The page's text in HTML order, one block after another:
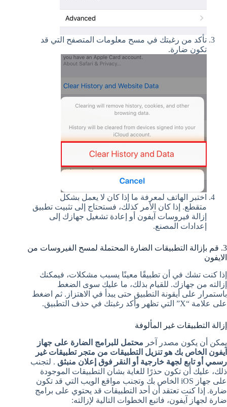
تأكد من رغبتك في مسح معلومات المتصفح التي قد
تكون ضارة.
اختبر الهاتف لمعرفة ما إذا كان لا يعمل بشكل
متقطع. إذا كان الأمر كذلك، فستحتاج إلى تثبيت تطبيق
إزالة فيروسات آيفون أو إعادة تشغيل جهازك إلى
إعدادات المصنع.
3. قم بإزالة التطبيقات الضارة المحتملة لمسح الفيروسات من
الايفون
إذا كنت تشك في أن تطبيقًا معينًا يسبب مشكلات، فيمكنك
إزالته من جهازك. للقيام بذلك، ما عليك سوى الضغط
باستمرار على أيقونة التطبيق حتى يبدأ في الاهتزاز. ثم اضغط
على علامة “X” التي تظهر وأكد رغبتك في حذف التطبيق.
إزالة التطبيقات غير المألوفة
يمكن أن يكون مصدر آخر محتمل للبرامج الضارة على جهاز
آيفون الخاص بك هو تنزيل التطبيقات من متجر تطبيقات غير
رسمي أو تابع لجهة خارجية أو النقر فوق إعلان منبثق . لتجنب
ذلك، عليك أن تكون حذرًا للغاية بشأن التطبيقات الموجودة
على جهاز iOS الخاص بك وتجنب مواقع الويب التي قد تكون
ضارة. إذا كنت تعتقد أن أحد التطبيقات قد يحتوي على برامج
ضارة لجهاز آيفون، فاتبع الخطوات التالية لإزالته: